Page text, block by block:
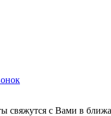
свяжутся с Вами в